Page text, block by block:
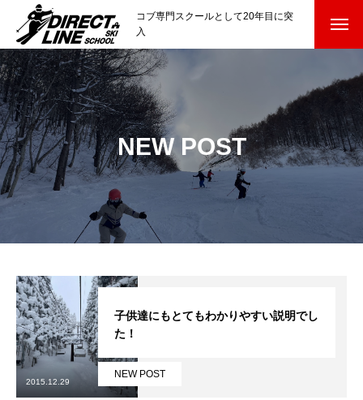
コブ専門スクールとして20年目に突
入
スクールについて知る
コンセプトと開催スキー場
参加までの流れ
レッスン料金
参加費のお支払い
スキー場から選ぶ Ski Area
尾瀬岩鞍
鷲ヶ岳＆高鷲スノーパーク
NEW POST
NEW POST
子供達にもとてもわかりやすい説明でし
た！
2015.12.29